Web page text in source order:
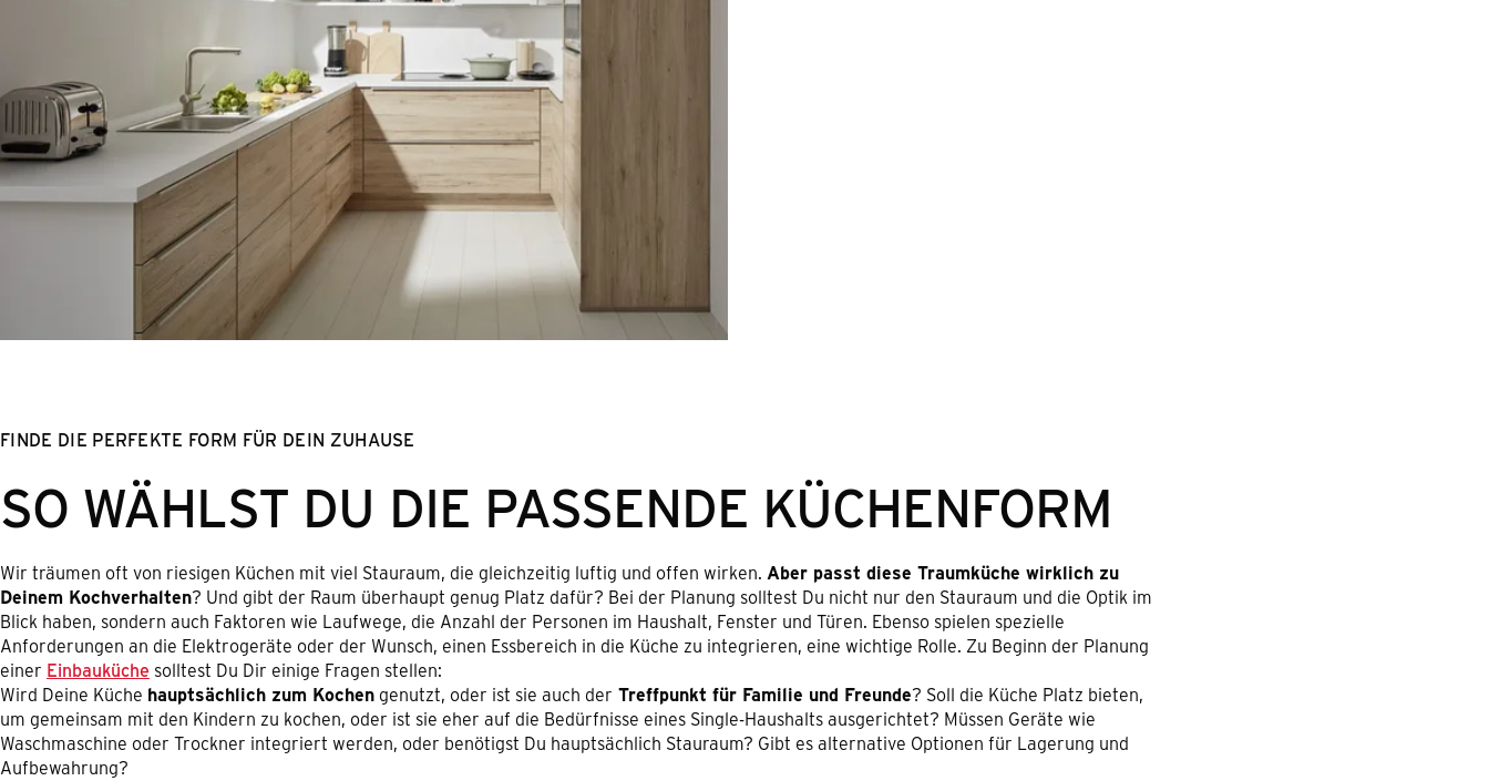
FINDE DIE PERFEKTE FORM FÜR DEIN ZUHAUSE
SO WÄHLST DU DIE PASSENDE KÜCHENFORM
Wir träumen oft von riesigen Küchen mit viel Stauraum, die gleichzeitig luftig und offen wirken. Aber passt diese Traumküche wirklich zu
Deinem Kochverhalten? Und gibt der Raum überhaupt genug Platz dafür? Bei der Planung solltest Du nicht nur den Stauraum und die Optik im
Blick haben, sondern auch Faktoren wie Laufwege, die Anzahl der Personen im Haushalt, Fenster und Türen. Ebenso spielen spezielle
Anforderungen an die Elektrogeräte oder der Wunsch, einen Essbereich in die Küche zu integrieren, eine wichtige Rolle. Zu Beginn der Planung
einer Einbauküche solltest Du Dir einige Fragen stellen:
Wird Deine Küche hauptsächlich zum Kochengenutzt, oder ist sie auch der Treffpunkt für Familie und Freunde? Soll die Küche Platz bieten,
um gemeinsam mit den Kindern zu kochen, oder ist sie eher auf die Bedürfnisse eines Single-Haushalts ausgerichtet? Müssen Geräte wie
Waschmaschine oder Trockner integriert werden, oder benötigst Du hauptsächlich Stauraum? Gibt es alternative Optionen für Lagerung und
Aufbewahrung?